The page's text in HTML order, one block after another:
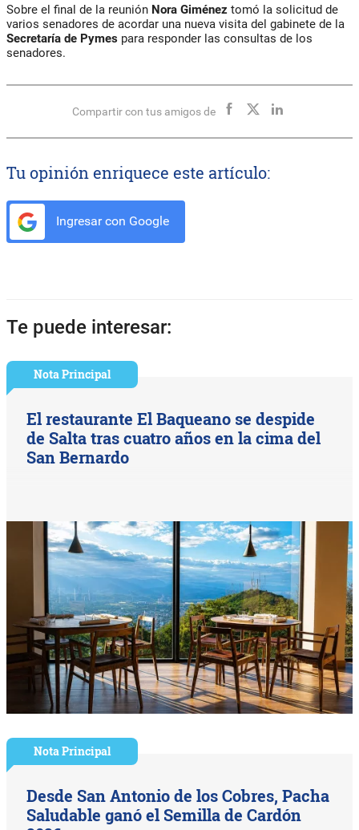
Sobre el final de la reunión Nora Giménez tomó la solicitud de
varios senadores de acordar una nueva visita del gabinete de la
Secretaría de Pymes para responder las consultas de los
senadores.
Compartir con tus amigos de
Tu opinión enriquece este artículo:
Ingresar con Google
Te puede interesar:
Nota Principal
El restaurante El Baqueano se despide
de Salta tras cuatro años en la cima del
San Bernardo
Nota Principal
Desde San Antonio de los Cobres, Pacha
Saludable ganó el Semilla de Cardón